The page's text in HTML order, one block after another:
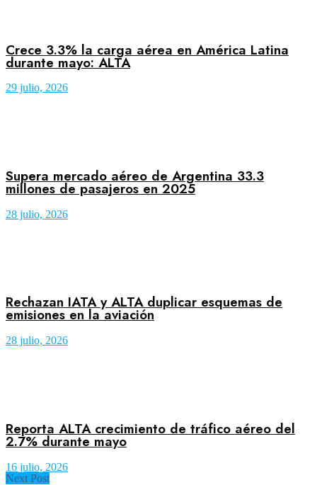
Crece 3.3% la carga aérea en América Latina
durante mayo: ALTA
29 julio, 2026
Supera mercado aéreo de Argentina 33.3
millones de pasajeros en 2025
28 julio, 2026
Rechazan IATA y ALTA duplicar esquemas de
emisiones en la aviación
28 julio, 2026
Reporta ALTA crecimiento de tráfico aéreo del
2.7% durante mayo
16 julio, 2026
Next Post